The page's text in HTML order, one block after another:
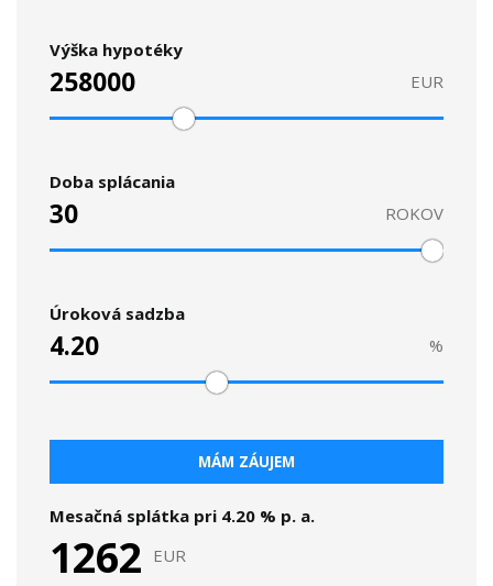
Výška hypotéky
EUR
Doba splácania
ROKOV
Úroková sadzba
%
MÁM ZÁUJEM
Mesačná splátka pri 4.20 % p. a.
1262 EUR